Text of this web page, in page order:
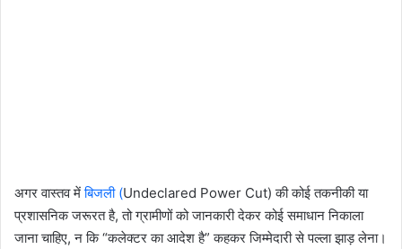
अगर वास्तव मेंबिजली (Undeclared Power Cut) की कोई तकनीकी या
प्रशासनिक जरूरत है, तो ग्रामीणों को जानकारी देकर कोई समाधान निकाला
जाना चाहिए, न कि “कलेक्टर का आदेश है” कहकर जिम्मेदारी से पल्ला झाड़ लेना।